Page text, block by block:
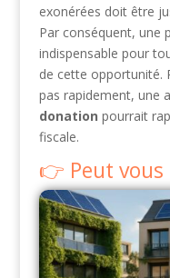
exonérées doit être
Par conséquent, une
indispensable pour
de cette opportunité.
pas rapidement, une
donation pourrait
fiscale.
Peut